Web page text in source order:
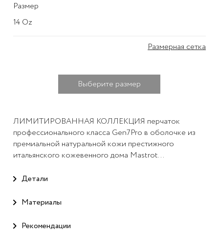
Размер
14 Oz
Размерная сетка
Выберите размер
ЛИМИТИРОВАННАЯ КОЛЛЕКЦИЯ перчаток
профессионального класса Gen7Pro в оболочке из
премиальной натуральной кожи престижного
итальянского кожевенного дома Mastrot...
Детали
Материалы
Рекомендации